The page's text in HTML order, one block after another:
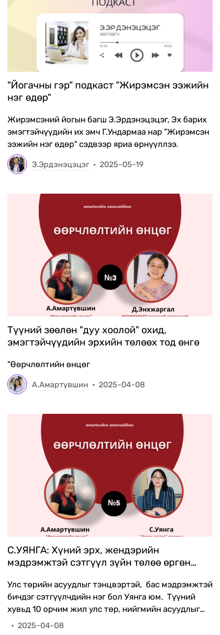
"Йогачны гэр" подкаст "Жирэмсэн ээжийн
нэг өдөр"
Жирэмсэний йогын багш Э.Эрдэнэцэцэг, Эх барих
эмэгтэйчүүдийн их эмч Г.Ундармаа нар "Жирэмсэн
ээжийн нэг өдөр" сэдвээр яриа өрнүүллээ.
Э.Эрдэнэцэцэг · 2025-05-19
Түүний зөөлөн "дуу хоолой" охид,
эмэгтэйчүүдийн эрхийн төлөөх тод өнгө
"Өөрчлөлтийн өнцөг
А.Амартүвшин · 2025-04-08
С.УЯНГА: Хүний эрх, жендэрийн
мэдрэмжтэй сэтгүүл зүйн төлөө өргөн
Улс төрийн асуудлыг тэнцвэртэй, бас мэдрэмжтэй
бичдэг сэтгүүлчдийн нэг бол Уянга юм. Түүний
хувьд 10 орчим жил улс төр, нийгмийн асуудлыг
тууштай сурвалжилж байна.
· 2025-04-08